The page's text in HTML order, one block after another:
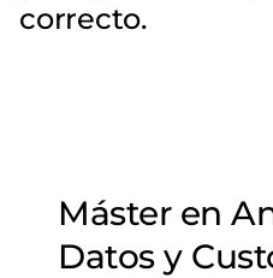
correcto.
Máster en
Datos y